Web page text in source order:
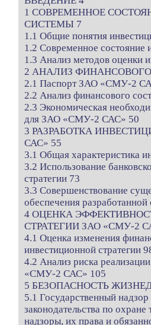
1 СОВРЕМЕННОЕ
СИСТЕМЫ 7
1.1 Общие понятия
1.2 Современное состояние
1.3 Анализ методов оценки
2 АНАЛИЗ ФИНАНСОВОГО
2.1 Паспорт ЗАО «СМУ-2
2.2 Анализ финансового
2.3 Экономическая
для ЗАО «СМУ-2 САС» 50
3 РАЗРАБОТКА
САС» 55
3.1 Общая характеристика
3.2 Использование
стратегии 73
3.3 Совершенствование
обеспечения разработанной
4 ОЦЕНКА
СТРАТЕГИИ ЗАО «СМУ-2
4.1 Оценка изменения
инвестиционной стратегии
4.2 Анализ риска
«СМУ-2 САС» 105
5 БЕЗОПАСНОСТЬ
5.1 Государственный
законодательства по
надзоры, их права и